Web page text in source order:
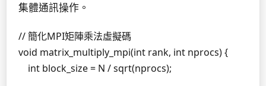
集體通訊操作。
// 簡化MPI矩陣乘法虛擬碼
void matrix_multiply_mpi(int rank, int nprocs) {
    int block_size = N / sqrt(nprocs);